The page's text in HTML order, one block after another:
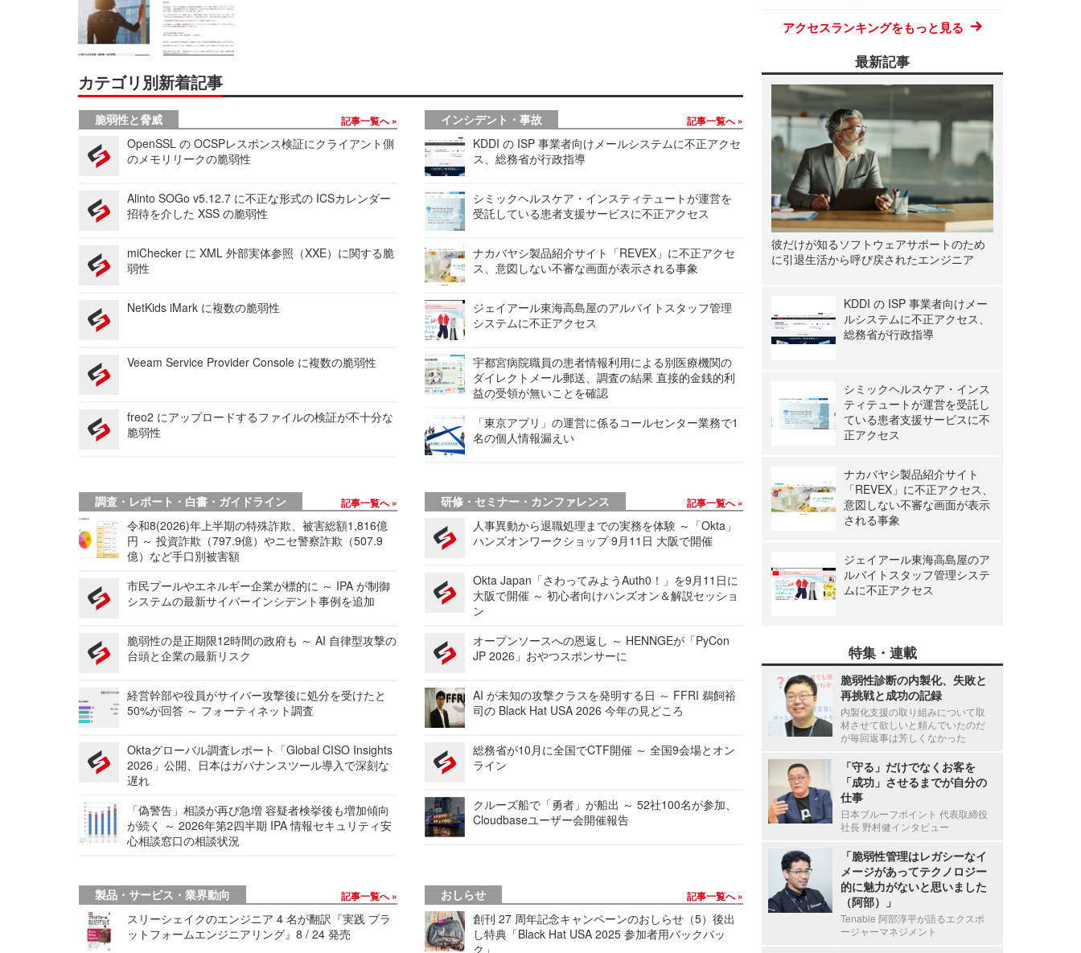
カテゴリ別新着記事
脆弱性と脅威 記事一覧へ
OpenSSL の OCSPレスポンス検証にクライアント側
のメモリリークの脆弱性
Alinto SOGo v5.12.7 に不正な形式の ICSカレンダー
招待を介した XSS の脆弱性
miChecker に XML 外部実体参照（XXE）に関する脆
弱性
NetKids iMark に複数の脆弱性
Veeam Service Provider Console に複数の脆弱性
freo2 にアップロードするファイルの検証が不十分な
脆弱性
インシデント・事故 記事一覧へ
KDDI の ISP 事業者向けメールシステムに不正アクセ
ス、総務省が行政指導
シミックヘルスケア・インスティテュートが運営を
受託している患者支援サービスに不正アクセス
ナカバヤシ製品紹介サイト「REVEX」に不正アクセ
ス、意図しない不審な画面が表示される事象
ジェイアール東海高島屋のアルバイトスタッフ管理
システムに不正アクセス
宇都宮病院職員の患者情報利用による別医療機関の
ダイレクトメール郵送、調査の結果 直接的金銭的利
益の受領が無いことを確認
「東京アプリ」の運営に係るコールセンター業務で1
名の個人情報漏えい
調査・レポート・白書・ガイドライン 記事一覧へ
令和8(2026)年上半期の特殊詐欺、被害総額1,816億
円 ～ 投資詐欺（797.9億）やニセ警察詐欺（507.9
億）など手口別被害額
市民プールやエネルギー企業が標的に ～ IPA が制御
システムの最新サイバーインシデント事例を追加
脆弱性の是正期限12時間の政府も ～ AI 自律型攻撃の
台頭と企業の最新リスク
経営幹部や役員がサイバー攻撃後に処分を受けたと
50%が回答 ～ フォーティネット調査
Oktaグローバル調査レポート「Global CISO Insights
2026」公開、日本はガバナンスツール導入で深刻な
遅れ
「偽警告」相談が再び急増 容疑者検挙後も増加傾向
が続く ～ 2026年第2四半期 IPA 情報セキュリティ安
心相談窓口の相談状況
研修・セミナー・カンファレンス 記事一覧へ
人事異動から退職処理までの実務を体験 ～「Okta」
ハンズオンワークショップ 9月11日 大阪で開催
Okta Japan「さわってみようAuth0！」を9月11日に
大阪で開催 ～ 初心者向けハンズオン＆解説セッショ
ン
オープンソースへの恩返し ～ HENNGEが「PyCon
JP 2026」おやつスポンサーに
AI が未知の攻撃クラスを発明する日 ～ FFRI 鵜飼裕
司の Black Hat USA 2026 今年の見どころ
総務省が10月に全国でCTF開催 ～ 全国9会場とオン
ライン
クルーズ船で「勇者」が船出 ～ 52社100名が参加、
Cloudbaseユーザー会開催報告
製品・サービス・業界動向 記事一覧へ
スリーシェイクのエンジニア 4 名が翻訳『実践 プラ
ットフォームエンジニアリング』8 / 24 発売
おしらせ 記事一覧へ
創刊 27 周年記念キャンペーンのおしらせ（5）後出
し特典「Black Hat USA 2025 参加者用バックパッ
ク」
アクセスランキングをもっと見る
最新記事
彼だけが知るソフトウェアサポートのため
に引退生活から呼び戻されたエンジニア
KDDI の ISP 事業者向けメー
ルシステムに不正アクセス、
総務省が行政指導
シミックヘルスケア・インス
ティテュートが運営を受託し
ている患者支援サービスに不
正アクセス
ナカバヤシ製品紹介サイト
「REVEX」に不正アクセス、
意図しない不審な画面が表示
される事象
ジェイアール東海高島屋のア
ルバイトスタッフ管理システ
ムに不正アクセス
特集・連載
脆弱性診断の内製化、失敗と
再挑戦と成功の記録
内製化支援の取り組みについて取
材させて欲しいと頼んでいたのだ
が毎回返事は芳しくなかった
「守る」だけでなくお客を
「成功」させるまでが自分の
仕事
日本プルーフポイント 代表取締役
社長 野村健インタビュー
「脆弱性管理はレガシーなイ
メージがあってテクノロジー
的に魅力がないと思いました
（阿部）」
Tenable 阿部淳平が語るエクスポ
ージャーマネジメント